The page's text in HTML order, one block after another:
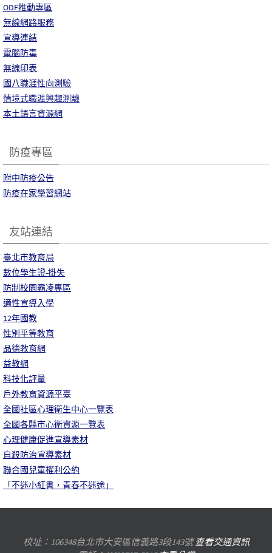
ODF推動專區
無線網路服務
宣導連結
電腦防毒
無線印表
國八職涯性向測驗
情境式職涯興趣測驗
本土語言資源網
防疫專區
附中防疫公告
防疫在家學習網站
友站連結
臺北市教育局
數位學生證-掛失
防制校園霸凌專區
適性宣導入學
12年國教
性別平等教育
品德教育網
益教網
科技化評量
戶外教育資源平臺
全國社區心理衛生中心一覽表
全國各縣市心衛資源一覽表
心理健康促進宣導素材
自殺防治宣導素材
聯合國兒童權利公約
「不迷小紅書，青春不迷途」
校址：106348台北市大安區信義路3段143號查看交通資訊